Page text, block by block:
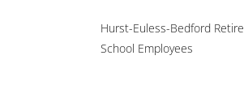
Hurst-Euless-Bedford
School Employees